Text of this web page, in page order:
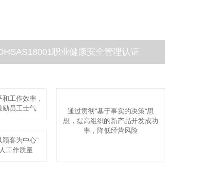
职业健康安全管理认证
工作效率，
励员工士气
顾客为中心"
工作质量
通过贯彻"基于事实的决策"思
想，提高组织的新产品开发成功
率，降低经营风险